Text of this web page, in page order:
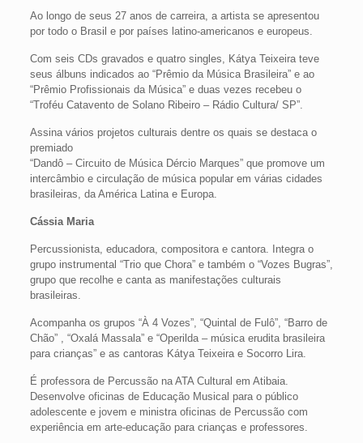
Ao longo de seus 27 anos de carreira, a artista se apresentou
por todo o Brasil e por países latino-americanos e europeus.
Com seis CDs gravados e quatro singles, Kátya Teixeira teve
seus álbuns indicados ao “Prêmio da Música Brasileira” e ao
“Prêmio Profissionais da Música” e duas vezes recebeu o
“Troféu Catavento de Solano Ribeiro – Rádio Cultura/ SP”.
Assina vários projetos culturais dentre os quais se destaca o
premiado
“Dandô – Circuito de Música Dércio Marques” que promove um
intercâmbio e circulação de música popular em várias cidades
brasileiras, da América Latina e Europa.
Cássia Maria
Percussionista, educadora, compositora e cantora. Integra o
grupo instrumental “Trio que Chora” e também o “Vozes Bugras”,
grupo que recolhe e canta as manifestações culturais
brasileiras.
Acompanha os grupos “À 4 Vozes”, “Quintal de Fulô”, “Barro de
Chão” , “Oxalá Massala” e “Operilda – música erudita brasileira
para crianças” e as cantoras Kátya Teixeira e Socorro Lira.
É professora de Percussão na ATA Cultural em Atibaia.
Desenvolve oficinas de Educação Musical para o público
adolescente e jovem e ministra oficinas de Percussão com
experiência em arte-educação para crianças e professores.